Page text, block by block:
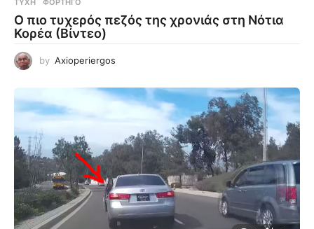
ΤΎΧΗ ,ΦΟΡΤΗΓΌ
Ο πιο τυχερός πεζός της χρονιάς στη Νότια
Κορέα (Βίντεο)
by Axioperiergos